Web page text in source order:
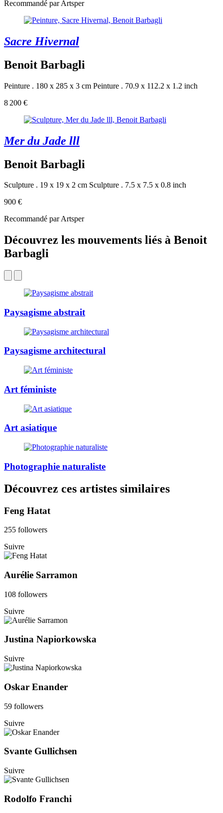
Recommandé par Artsper
Sacre Hivernal
Benoit Barbagli
Peinture . 180 x 285 x 3 cm Peinture . 70.9 x 112.2 x 1.2 inch
8 200 €
Mer du Jade lll
Benoit Barbagli
Sculpture . 19 x 19 x 2 cm Sculpture . 7.5 x 7.5 x 0.8 inch
900 €
Recommandé par Artsper
Découvrez les mouvements liés à Benoit
Barbagli
Paysagisme abstrait
Paysagisme architectural
Art féministe
Art asiatique
Photographie naturaliste
Découvrez ces artistes similaires
Feng Hatat
255 followers
Suivre
Aurélie Sarramon
108 followers
Suivre
Justina Napiorkowska
Suivre
Oskar Enander
59 followers
Suivre
Svante Gullichsen
Suivre
Rodolfo Franchi